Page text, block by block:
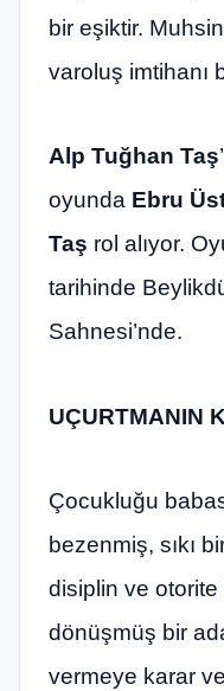
bir eşiktir.
varoluş imtihanı
Alp Tuğhan Taş
oyunda Ebru
Taş rol alıyor.
tarihinde
Sahnesi’nde.
UÇURTMANIN
Çocukluğu
bezenmiş, sıkı
disiplin ve
dönüşmüş bir
vermeye karar